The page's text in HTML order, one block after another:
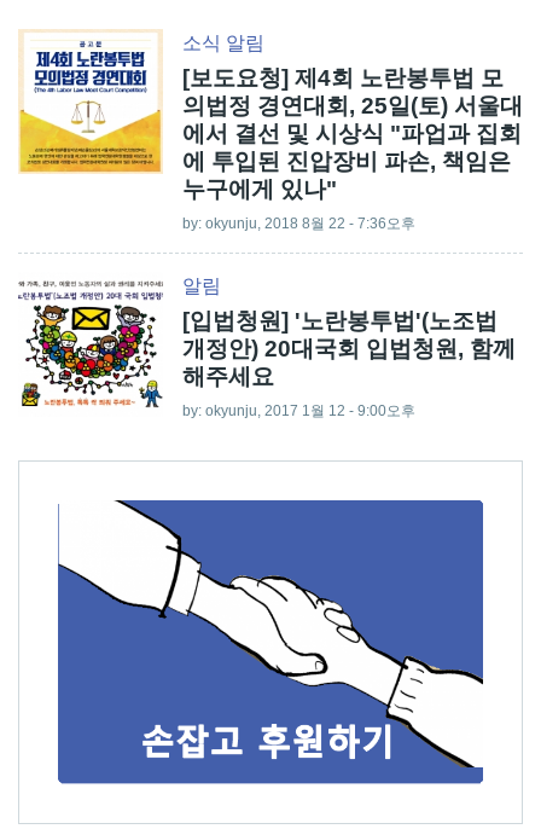
소식 알림
[보도요청] 제4회 노란봉투법 모
의법정 경연대회, 25일(토) 서울대
에서 결선 및 시상식 "파업과 집회
에 투입된 진압장비 파손, 책임은
누구에게 있나"
by: okyunju, 2018 8월 22 - 7:36오후
알림
[입법청원] '노란봉투법'(노조법
개정안) 20대국회 입법청원, 함께
해주세요
by: okyunju, 2017 1월 12 - 9:00오후